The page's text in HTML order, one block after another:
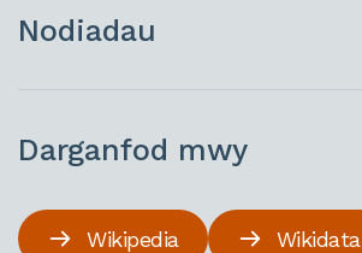
Nodiadau
Darganfod mwy
Wikipedia Wikidata